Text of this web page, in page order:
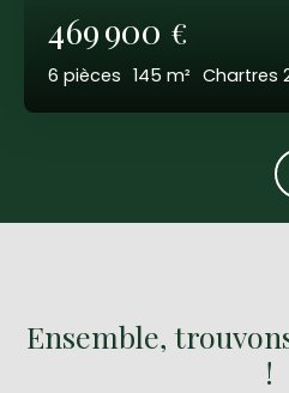
469 900 €
6 pièces 145 m² Chartres
Ensemble,
!